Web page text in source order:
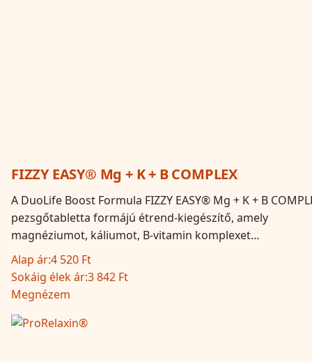
FIZZY EASY® Mg + K + B COMPLEX
A DuoLife Boost Formula FIZZY EASY® Mg + K + B
pezsgőtabletta formájú étrend-kiegészítő, amely
magnéziumot, káliumot, B-vitamin komplexet…
Alap ár:4 520 Ft
Sokáig élek ár:3 842 Ft
Megnézem